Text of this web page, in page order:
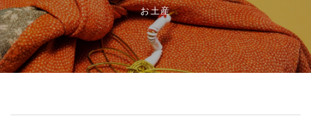
お土産